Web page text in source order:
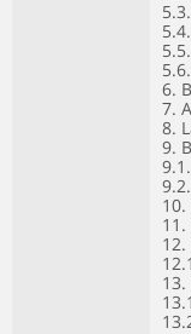
6.
7.
8.
9.
12.